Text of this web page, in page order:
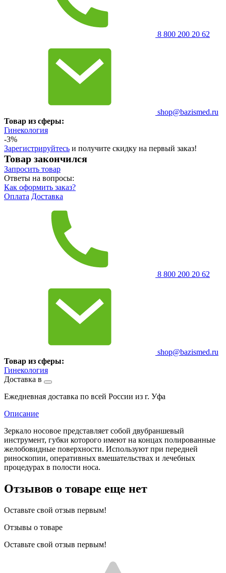
8 800 200 20 62
shop@bazismed.ru
Товар из сферы:
Гинекология
-3%
Зарегистрируйтесь и получите скидку на первый заказ!
Товар закончился
Запросить товар
Ответы на вопросы:
Как оформить заказ?
Оплата Доставка
8 800 200 20 62
shop@bazismed.ru
Товар из сферы:
Гинекология
Доставка в
Ежедневная доставка по всей России из г. Уфа
Описание
Зеркало носовое представляет собой двубраншевый
инструмент, губки которого имеют на концах полированные
желобовидные поверхности. Используют при передней
риноскопии, оперативных вмешательствах и лечебных
процедурах в полости носа.
Отзывов о товаре еще нет
Оставьте свой отзыв первым!
Отзывы о товаре
Оставьте свой отзыв первым!